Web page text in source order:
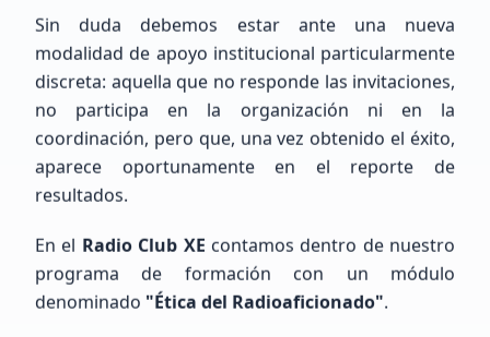
GabrielRosas
Sin Indicativo
Sin duda debemos estar ante una nueva
modalidad de apoyo institucional particularmente
discreta: aquella que no responde las invitaciones,
no participa en la organización ni en la
coordinación, pero que, una vez obtenido el éxito,
aparece oportunamente en el reporte de
resultados.
En el Radio Club XE contamos dentro de nuestro
programa de formación con un módulo
denominado "Ética del Radioaficionado".